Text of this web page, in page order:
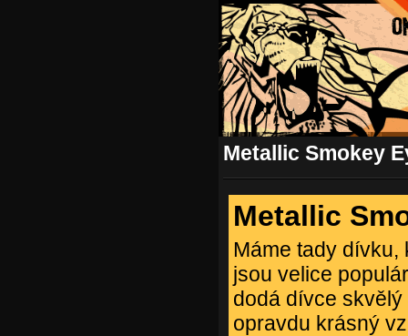
Metallic Smokey
Metallic
Máme tady dívku,
jsou velice
dodá dívce skvělý
opravdu krásný